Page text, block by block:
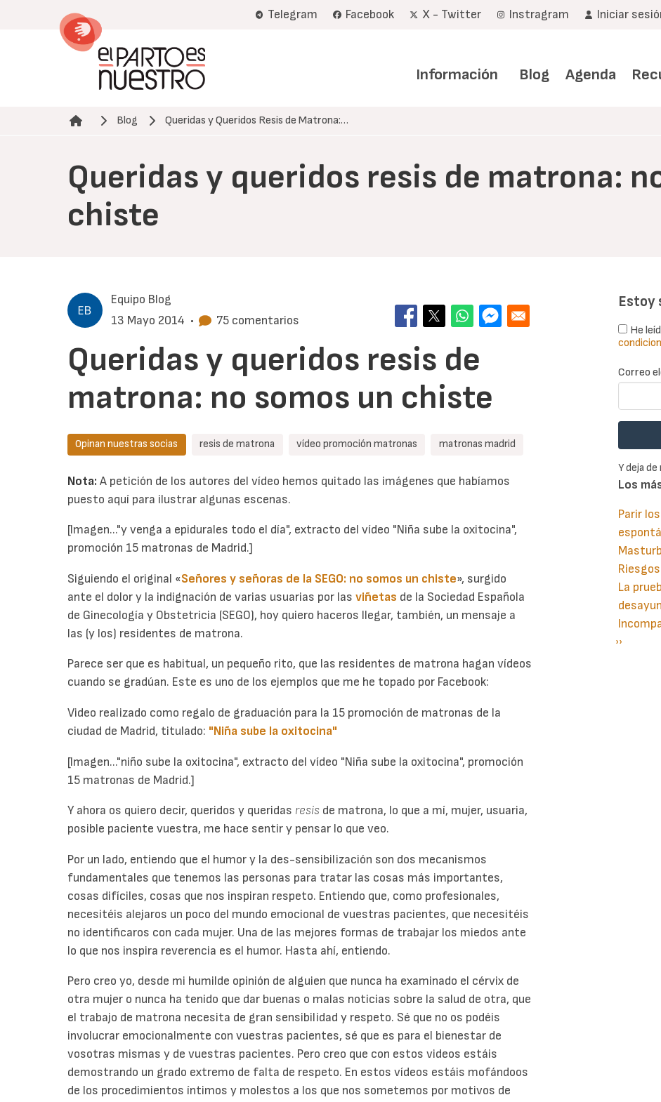
Telegram Facebook X - Twitter Instragram Iniciar
Información Blog Agenda
Ruta de navegación
Blog Queridas y Queridos Resis de Matrona:…
Queridas y queridos resis de matrona:
chiste
Equipo Blog
13 Mayo 2014 • 75 comentarios
Queridas y queridos resis de
matrona: no somos un chiste
Opinan nuestras socias resis de matrona vídeo promoción matronas matronas madrid
Nota: A petición de los autores del vídeo hemos quitado las imágenes que habíamos
puesto aquí para ilustrar algunas escenas.
[Imagen..."y venga a epidurales todo el día", extracto del vídeo "Niña sube la oxitocina",
promoción 15 matronas de Madrid.]
Siguiendo el original «Señores y señoras de la SEGO: no somos un chiste», surgido
ante el dolor y la indignación de varias usuarias por las viñetas de la Sociedad Española
de Ginecología y Obstetricia (SEGO), hoy quiero haceros llegar, también, un mensaje a
las (y los) residentes de matrona.
Parece ser que es habitual, un pequeño rito, que las residentes de matrona hagan vídeos
cuando se gradúan. Este es uno de los ejemplos que me he topado por Facebook:
Video realizado como regalo de graduación para la 15 promoción de matronas de la
ciudad de Madrid, titulado: "Niña sube la oxitocina"
[Imagen..."niño sube la oxitocina", extracto del vídeo "Niña sube la oxitocina", promoción
15 matronas de Madrid.]
Y ahora os quiero decir, queridos y queridas resis de matrona, lo que a mí, mujer, usuaria,
posible paciente vuestra, me hace sentir y pensar lo que veo.
Por un lado, entiendo que el humor y la des-sensibilización son dos mecanismos
fundamentales que tenemos las personas para tratar las cosas más importantes,
cosas difíciles, cosas que nos inspiran respeto. Entiendo que, como profesionales,
necesitéis alejaros un poco del mundo emocional de vuestras pacientes, que necesitéis
no identificaros con cada mujer. Una de las mejores formas de trabajar los miedos ante
lo que nos inspira reverencia es el humor. Hasta ahí, entiendo.
Pero creo yo, desde mi humilde opinión de alguien que nunca ha examinado el cérvix de
otra mujer o nunca ha tenido que dar buenas o malas noticias sobre la salud de otra, que
el trabajo de matrona necesita de gran sensibilidad y respeto. Sé que no os podéis
involucrar emocionalmente con vuestras pacientes, sé que es para el bienestar de
vosotras mismas y de vuestras pacientes. Pero creo que con estos videos estáis
demostrando un grado extremo de falta de respeto. En estos vídeos estáis mofándoos
de los procedimientos íntimos y molestos a los que nos sometemos por motivos de
Estoy
He
Correo
Y deja
Los
Parir
La
Siguiente
››